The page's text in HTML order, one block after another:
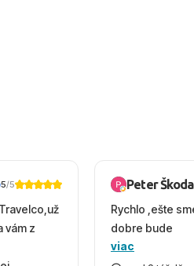
5/5
vám z
Peter
Rychlo ,ešte
dobre bude
viac